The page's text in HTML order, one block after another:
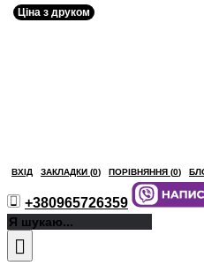
ВХІД ЗАКЛАДКИ (0) ПОРІВНЯННЯ (0)
+380965726359
Ціна з друком